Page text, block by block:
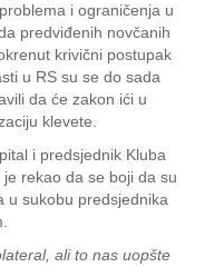
i ograničenja u
predviđenih novčanih
krivični postupak
u RS su se do sada
da će zakon ići u
klevete.
i predsjednik Kluba
rekao da se boji da su
u sukobu predsjednika
ali to nas uopšte